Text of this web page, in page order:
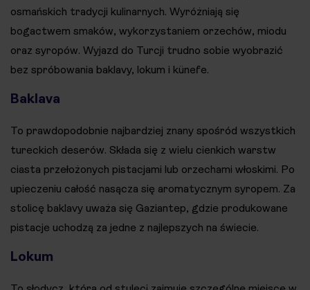
osmańskich tradycji kulinarnych. Wyróżniają się
bogactwem smaków, wykorzystaniem orzechów, miodu
oraz syropów. Wyjazd do Turcji trudno sobie wyobrazić
bez spróbowania baklavy, lokum i künefe.
Baklava
To prawdopodobnie najbardziej znany spośród wszystkich
tureckich deserów. Składa się z wielu cienkich warstw
ciasta przełożonych pistacjami lub orzechami włoskimi. Po
upieczeniu całość nasącza się aromatycznym syropem. Za
stolicę baklavy uważa się Gaziantep, gdzie produkowane
pistacje uchodzą za jedne z najlepszych na świecie.
Lokum